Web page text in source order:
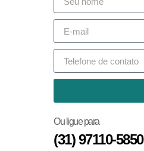
Ou ligue para
(31) 97110-5850